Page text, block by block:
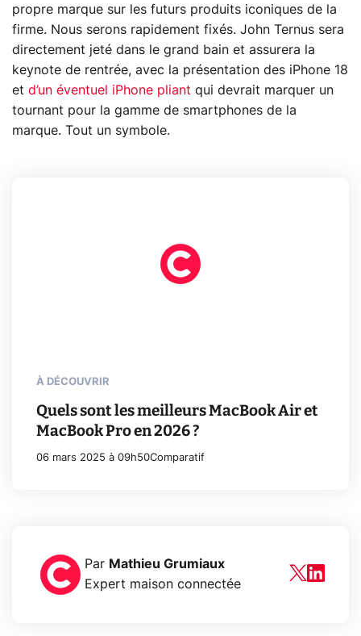
propre marque sur les futurs produits iconiques de la
firme. Nous serons rapidement fixés. John Ternus sera
directement jeté dans le grand bain et assurera la
keynote de rentrée, avec la présentation des iPhone 18
et d’un éventuel iPhone pliant qui devrait marquer un
tournant pour la gamme de smartphones de la
marque. Tout un symbole.
À DÉCOUVRIR
Quels sont les meilleurs MacBook Air et
MacBook Pro en 2026 ?
06 mars 2025 à 09h50Comparatif
Par Mathieu Grumiaux
Expert maison connectée